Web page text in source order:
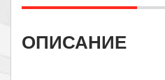
ОПИСАНИЕ